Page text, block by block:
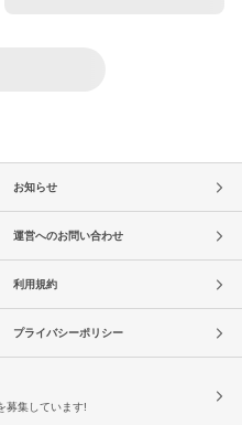
お知らせ
運営へのお問い合わせ
利用規約
プライバシーポリシー
募集しています!